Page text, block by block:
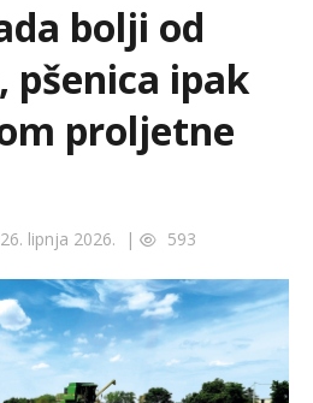
bolji od
pšenica ipak
proljetne
26. lipnja 2026. | 593